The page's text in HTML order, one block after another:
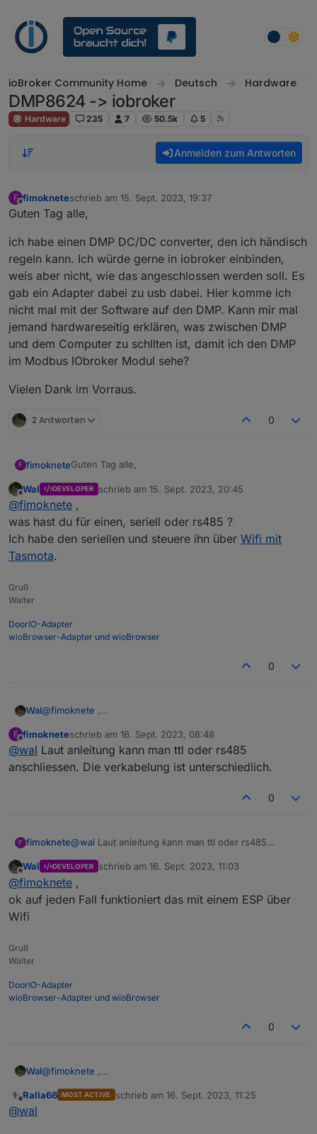
ioBroker Community Home Deutsch Hardware
DMP8624 -> iobroker
Hardware 235 7 50.5k 5
Anmelden zum Antworten
F
Offline
fimokneteschrieb am 15. Sept. 2023, 19:37
zuletzt editiert von
Guten Tag alle,
ich habe einen DMP DC/DC converter, den ich händisch
regeln kann. Ich würde gerne in iobroker einbinden,
weis aber nicht, wie das angeschlossen werden soll. Es
gab ein Adapter dabei zu usb dabei. Hier komme ich
nicht mal mit der Software auf den DMP. Kann mir mal
jemand hardwareseitig erklären, was zwischen DMP
und dem Computer zu schllten ist, damit ich den DMP
im Modbus IObroker Modul sehe?
Vielen Dank im Vorraus.
2 Antworten 0
F fimokneteGuten Tag alle,
ich habe einen DMP DC/DC converter, den ich
händisch regeln kann. Ich würde gerne in iobroker
einbinden, weis aber nicht, wie das angeschlossen
werden soll. Es gab ein Adapter dabei zu usb dabei.
Hier komme ich nicht mal mit der Software auf den
Vielen Dank im Vorraus.
Offline
Wal DEVELOPER schrieb am 15. Sept. 2023, 20:45
zuletzt editiert von
@fimoknete ,
was hast du für einen, seriell oder rs485 ?
Ich habe den seriellen und steuere ihn über Wifi mit
Tasmota.
Gruß
Walter
DoorIO-Adapter
wioBrowser-Adapter und wioBrowser
0
Wal@fimoknete ,
Ich habe den seriellen und steuere ihn über
Tasmota.
F
Offline
fimokneteschrieb am 16. Sept. 2023, 08:48
zuletzt editiert von
@wal Laut anleitung kann man ttl oder rs485
anschliessen. Die verkabelung ist unterschiedlich.
0
F fimoknete@wal Laut anleitung kann man ttl oder rs485
Offline
Wal DEVELOPER schrieb am 16. Sept. 2023, 11:03
zuletzt editiert von
@fimoknete ,
ok auf jeden Fall funktioniert das mit einem ESP über
Wifi
Gruß
Walter
DoorIO-Adapter
wioBrowser-Adapter und wioBrowser
0
Wal@fimoknete
Offline
Ralla66 MOST ACTIVE schrieb am 16. Sept. 2023, 11:25
zuletzt editiert von
@wal